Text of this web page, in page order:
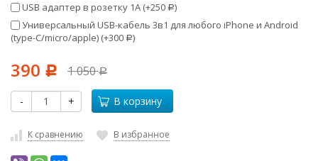
USB адаптер в розетку 1А (+250 Р)
Универсальный USB-кабель 3в1 для любого iPhone и Android
(type-C/micro/apple) (+300 Р)
390 Р 1 050Р
- + В корзину
К сравнению В избранное